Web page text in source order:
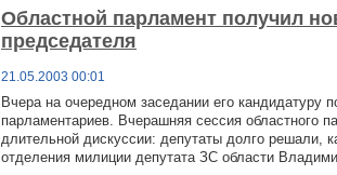
Областной парламент получил
председателя
21.05.2003 00:01
Вчера на очередном заседании его кандидатуру
парламентариев. Вчерашняя сессия областного
длительной дискуссии: депутаты долго решали,
отделения милиции депутата ЗС области